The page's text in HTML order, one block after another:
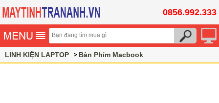
0856.992.333
LINH KIỆN LAPTOP Bàn Phím Macbook